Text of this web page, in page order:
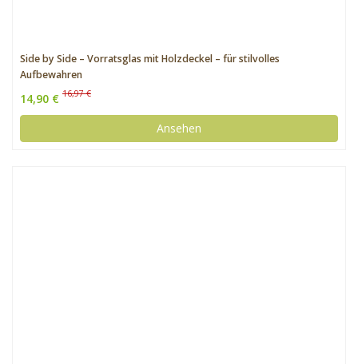
Side by Side – Vorratsglas mit Holzdeckel – für stilvolles
Aufbewahren
14,90 € 16,97 €
Ansehen